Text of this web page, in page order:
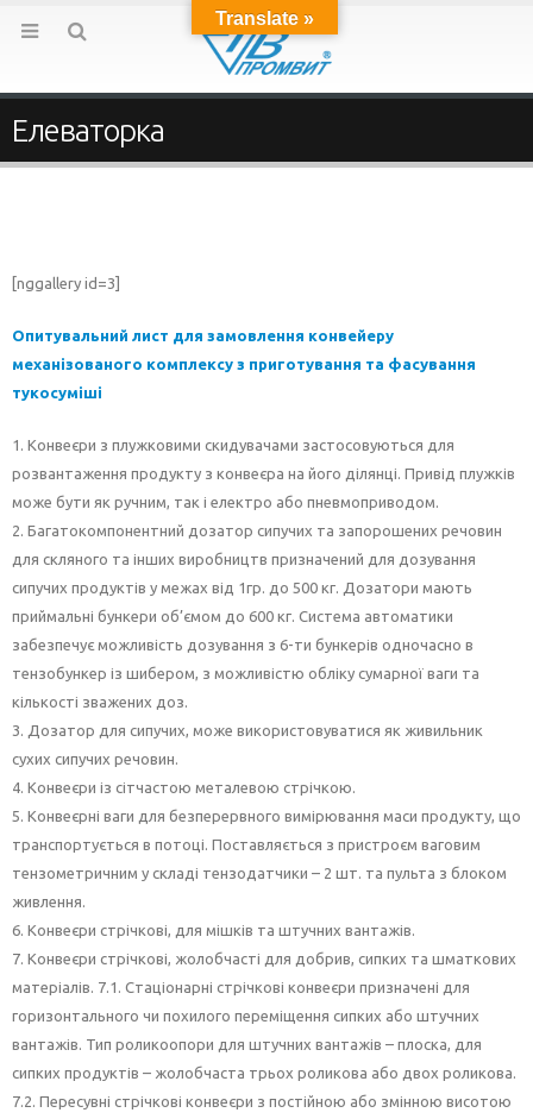
Елеваторка
[nggallery id=3]
Опитувальний лист для замовлення конвейеру
механізованого комплексу з приготування та фасування
тукосуміші
1. Конвеєри з плужковими скидувачами застосовуються для
розвантаження продукту з конвеєра на його ділянці. Привід плужків
може бути як ручним, так і електро або пневмоприводом.
2. Багатокомпонентний дозатор сипучих та запорошених речовин
для скляного та інших виробництв призначений для дозування
сипучих продуктів у межах від 1гр. до 500 кг. Дозатори мають
приймальні бункери об’ємом до 600 кг. Система автоматики
забезпечує можливість дозування з 6-ти бункерів одночасно в
тензобункер із шибером, з можливістю обліку сумарної ваги та
кількості зважених доз.
3. Дозатор для сипучих, може використовуватися як живильник
сухих сипучих речовин.
4. Конвеєри із сітчастою металевою стрічкою.
5. Конвеєрні ваги для безперервного вимірювання маси продукту, що
транспортується в потоці. Поставляється з пристроєм ваговим
тензометричним у складі тензодатчики – 2 шт. та пульта з блоком
живлення.
6. Конвеєри стрічкові, для мішків та штучних вантажів.
7. Конвеєри стрічкові, жолобчасті для добрив, сипких та шматкових
матеріалів. 7.1. Стаціонарні стрічкові конвеєри призначені для
горизонтального чи похилого переміщення сипких або штучних
вантажів. Тип роликоопори для штучних вантажів – плоска, для
сипких продуктів – жолобчаста трьох роликова або двох роликова.
7.2. Пересувні стрічкові конвеєри з постійною або змінною висотою
Translate »